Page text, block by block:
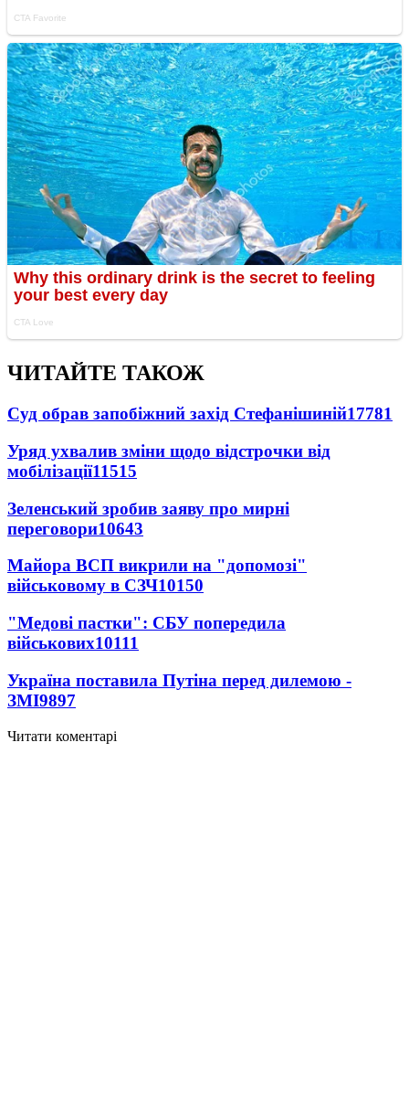
ЧИТАЙТЕ ТАКОЖ
Суд обрав запобіжний захід Стефанішиній17781
Уряд ухвалив зміни щодо відстрочки від
мобілізації11515
Зеленський зробив заяву про мирні
переговори10643
Майора ВСП викрили на "допомозі"
військовому в СЗЧ10150
"Медові пастки": СБУ попередила
військових10111
Україна поставила Путіна перед дилемою -
ЗМІ9897
Читати коментарі